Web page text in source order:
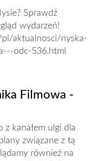
Sprawdź
wydarzeń!
aktualnosci/nyska-
odc-536.html
Filmowa -
z kanałem ulgi dla
związane z tą
również na